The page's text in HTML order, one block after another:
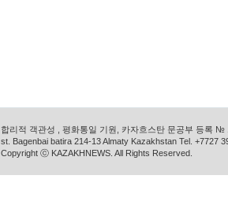
합리적 객관성 , 평화통일 기원, 카자흐스탄 문공부 등록
st. Bagenbai batira 214-13 Almaty Kazakhstan Tel. +7727
Copyright ⓒ KAZAKHNEWS. All Rights Reserved.